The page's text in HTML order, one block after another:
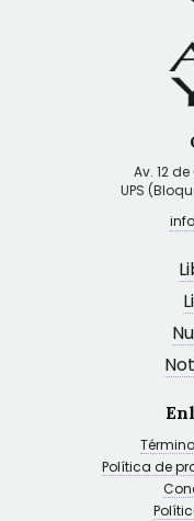
Av. 12
UPS
Política de